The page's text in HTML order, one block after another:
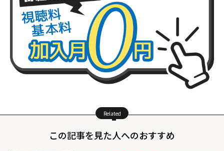
Related
この記事を見た人へのおすすめ